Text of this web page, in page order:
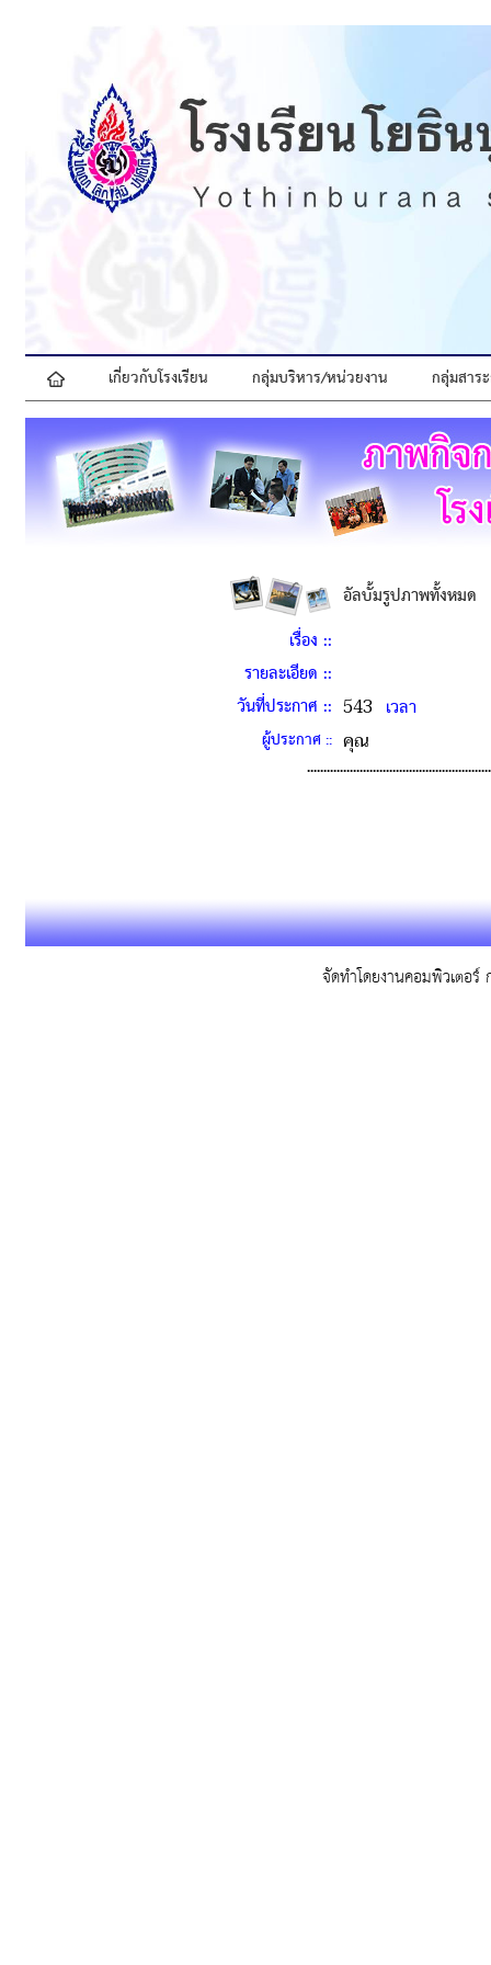
 เกี่ยวกับโรงเรียน กลุ่มบริหาร/หน่วยงาน กลุ่มสาร
อัลบั้มรูปภาพทั้งหมด
เรื่อง ::
รายละเอียด ::
วันที่ประกาศ :: 543 เวลา
ผู้ประกาศ :: คุณ
จัดทำโดยงานคอมพิวเตอร์